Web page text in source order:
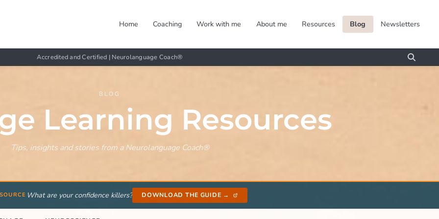
Home Coaching Work with me About me Resources Blog Newsletters
Accredited and Certified | Neurolanguage Coach®
BLOG
Learning Resources
Tips, insights and stories from a Neurolanguage Coach®
What are your confidence killers? DOWNLOAD THE GUIDE →